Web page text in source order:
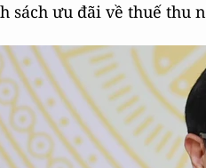
sách ưu đãi về thuế thu